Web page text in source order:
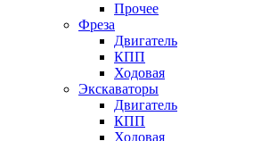
Прочее
Фреза
Двигатель
КПП
Ходовая
Экскаваторы
Двигатель
КПП
Ходовая